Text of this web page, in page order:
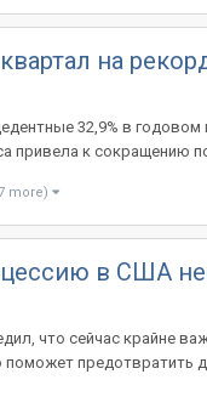
на
32,9% в
привела к сокращению
more)
в США
что сейчас крайне
поможет